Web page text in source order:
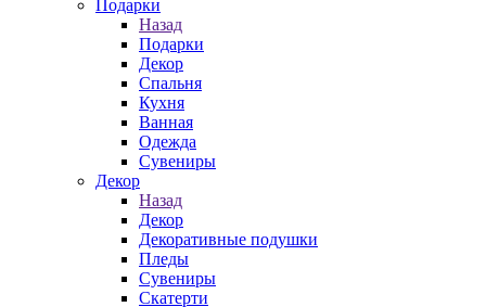
Подарки
Назад
Подарки
Декор
Спальня
Кухня
Ванная
Одежда
Сувениры
Декор
Назад
Декор
Декоративные подушки
Пледы
Сувениры
Скатерти